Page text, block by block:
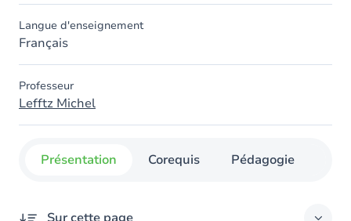
Langue d'enseignement
Français
Professeur
Lefftz Michel
Présentation Corequis Pédagogie